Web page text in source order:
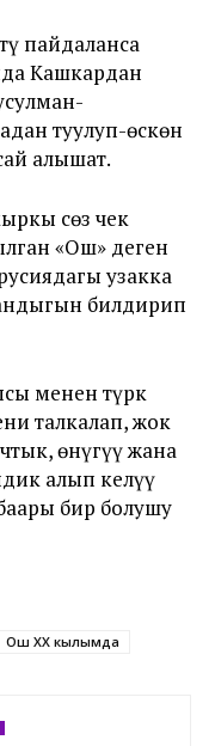
пайдаланса
Кашкардан
туулуп-өскөн
алышат.
сөз чек
«Ош» деген
узакка
билдирип
менен түрк
талкалап, жок
өнүгүү жана
алып келүү
бир болушу
Ош XX кылымда